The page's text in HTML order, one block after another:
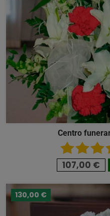
Centro
107,00 €
130,00 €